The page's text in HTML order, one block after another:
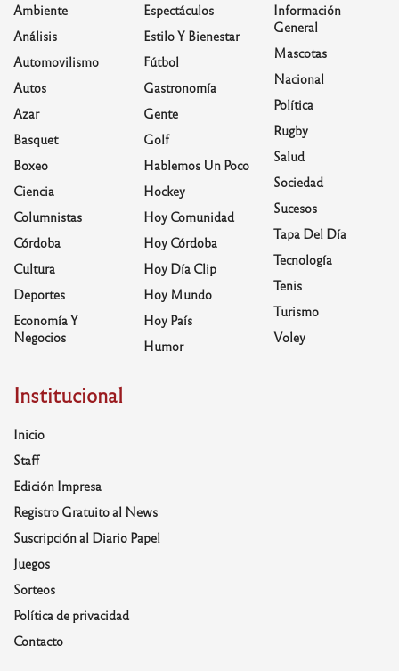
Ambiente
Análisis
Automovilismo
Autos
Azar
Basquet
Boxeo
Ciencia
Columnistas
Córdoba
Cultura
Deportes
Economía Y
Negocios
Espectáculos
Estilo Y Bienestar
Fútbol
Gastronomía
Gente
Golf
Hablemos Un Poco
Hockey
Hoy Comunidad
Hoy Córdoba
Hoy Día Clip
Hoy Mundo
Hoy País
Humor
Información
General
Mascotas
Nacional
Política
Rugby
Salud
Sociedad
Sucesos
Tapa Del Día
Tecnología
Tenis
Turismo
Voley
Institucional
Inicio
Staff
Edición Impresa
Registro Gratuito al News
Suscripción al Diario Papel
Juegos
Sorteos
Política de privacidad
Contacto